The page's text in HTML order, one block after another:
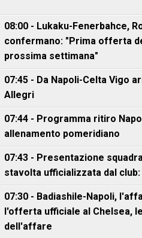
08:00 - Lukaku-Fenerbahce,
confermano: "Prima offerta
prossima settimana"
07:45 - Da Napoli-Celta Vigo
Allegri
07:44 - Programma ritiro
allenamento pomeridiano
07:43 - Presentazione
stavolta ufficializzata dal
07:30 - Badiashile-Napoli,
l'offerta ufficiale al Chelsea,
dell'affare